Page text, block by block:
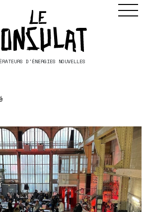
D'ÉNERGIES NOUVELLES